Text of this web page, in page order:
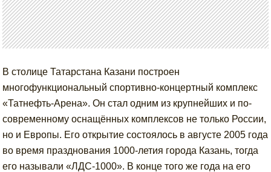
В столице Татарстана Казани построен
многофункциональный спортивно-концертный комплекс
«Татнефть-Арена». Он стал одним из крупнейших и по-
современному оснащённых комплексов не только России,
но и Европы. Его открытие состоялось в августе 2005 года
во время празднования 1000-летия города Казань, тогда
его называли «ЛДС-1000». В конце того же года на его